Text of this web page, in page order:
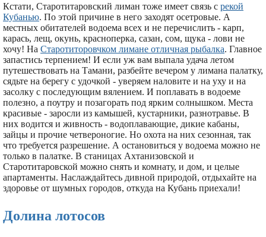
Кстати, Старотитаровский лиман тоже имеет связь с рекой
Кубанью. По этой причине в него заходят осетровые. А
местных обитателей водоема всех и не перечислить - карп,
карась, лещ, окунь, красноперка, сазан, сом, щука - лови не
хочу! На Старотиторовчком лимане отличная рыбалка. Главное
запастись терпением! И если уж вам выпала удача летом
путешествовать на Тамани, разбейте вечером у лимана палатку,
сядьте на берегу с удочкой - уверяем наловите и на уху и на
засолку с последующим вялением. И поплавать в водоеме
полезно, а поутру и позагорать под ярким солнышком. Места
красивые - заросли из камышей, кустарники, разнотравье. В
них водится и живность - водоплавающие, дикие кабаны,
зайцы и прочие четвероногие. Но охота на них сезонная, так
что требуется разрешение. А остановиться у водоема можно не
только в палатке. В станицах Ахтанизовской и
Старотитаровской можно снять и комнату, и дом, и целые
апартаменты. Наслаждайтесь дивной природой, отдыхайте на
здоровье от шумных городов, откуда на Кубань приехали!
Долина лотосов